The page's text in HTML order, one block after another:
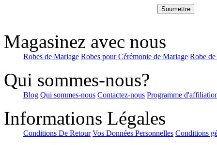
Soumettre
Magasinez avec nous
Robes de Mariage Robes pour Cérémonie de Mariage Robe
Qui sommes-nous?
Blog Qui sommes-nous Contactez-nous Programme
Informations Légales
Conditions De Retour Vos Données Personnelles Conditions